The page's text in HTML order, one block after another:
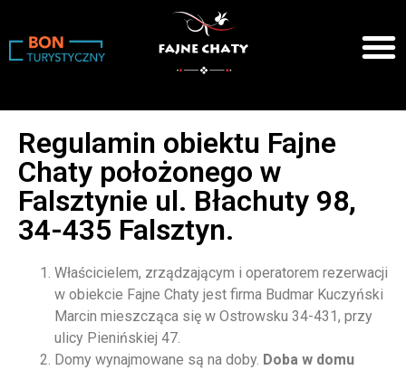
Regulamin obiektu Fajne
Chaty położonego w
Falsztynie ul. Błachuty 98,
34-435 Falsztyn.
Właścicielem, zrządzającym i operatorem rezerwacji
w obiekcie Fajne Chaty jest firma Budmar Kuczyński
Marcin mieszcząca się w Ostrowsku 34-431, przy
ulicy Pienińskiej 47.
Domy wynajmowane są na doby. Doba w domu